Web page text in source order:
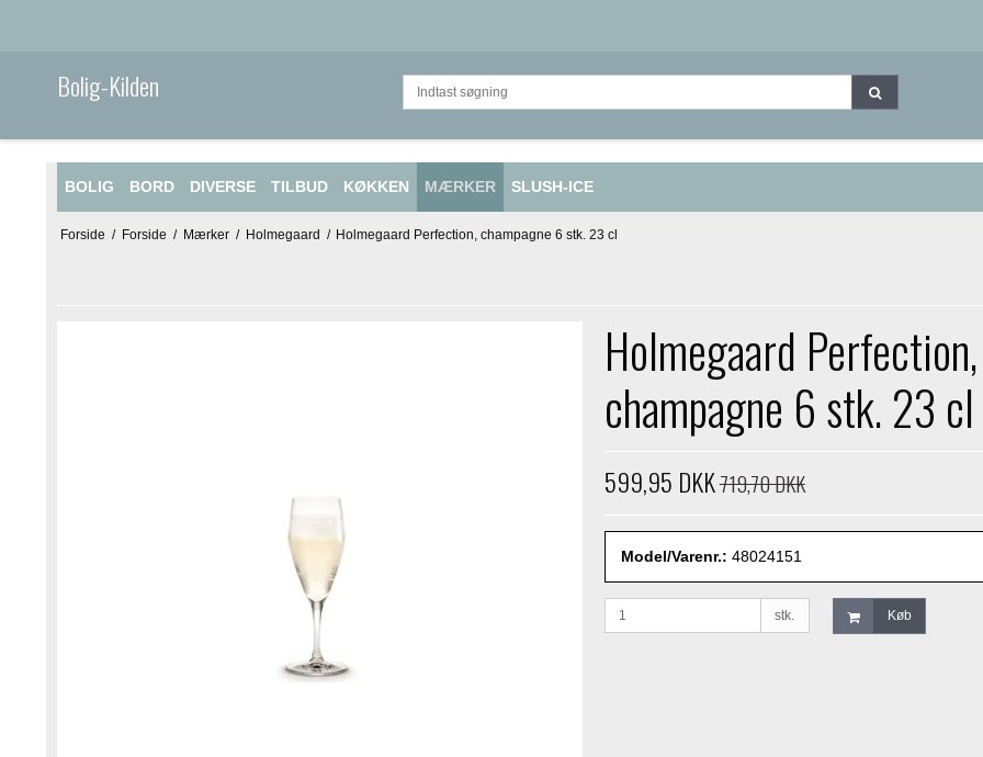
Bolig-Kilden
BOLIG BORD DIVERSE TILBUD KØKKEN MÆRKER SLUSH-ICE
Forside / Forside / Mærker / Holmegaard / Holmegaard Perfection, champagne 6 stk. 23 cl
Holmegaard Perfection,
champagne 6 stk. 23 cl
599,95 DKK719,70 DKK
Model/Varenr.: 48024151
stk. Køb